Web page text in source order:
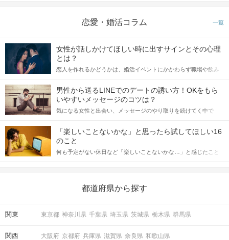
恋愛・婚活コラム 一覧
女性が話しかけてほしい時に出すサインとその心理
とは？
恋人を作れるかどうかは、婚活イベントにかかわらず職場や飲み
てアプローチできるかにも左右されます。 これから恋人作りを本
格的に始めようとしている方は、女性が異性を求めて出すサイン
をしっかりと理解し、正しい行動に移せるかどうかが重要。 この
記事では、女性が話しかけて欲しい時に出すサインとその心理を
合にどのような行動に繋げるべきかをご紹介していきます。
男性から送るLINEでのデートの誘い方！OKをもら
いやすいメッセージのコツは？
気になる女性と出会い、メッセージのやり取りを続けてく中で
しかし、中には「どう誘ったらいいの？」とお困りの男性もいら
っしゃるのではないでしょうか。 そこで今回は、男性から女性へ
送るLINEでのデートの誘い方のコツをご紹介します。例文も混じ
えながら解説するので、ぜひ参考にしてください。
「楽しいことないかな」と思ったら試してほしい16
のこと
何も予定がない休日など「楽しいことないかな…」と感じたこと
の楽しいことアイデアを集めました♪ いままさに楽しいことを探し
都道府県から探す
関東 東京都 神奈川県 千葉県 埼玉県 茨城県 栃木県 群馬県
関西 大阪府 京都府 兵庫県 滋賀県 奈良県 和歌山県